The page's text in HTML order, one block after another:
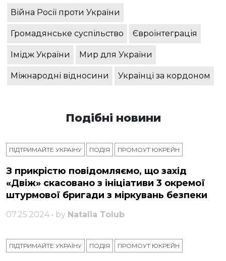
Війна Росії проти України
Громадянське суспільство Євроінтеграція
Імідж України Мир для України
Міжнародні відносини Українці за кордоном
Подібні новини
ПІДТРИМАЙТЕ УКРАЇНУ ПОДІЯ ПРОМОУТ ЮКРЕЙН
З прикрістю повідомляємо, що захід
«Двіж» скасовано з ініціативи 3 окремої
штурмової бригади з міркувань безпеки
07.25.2024 • by Natalia Tolub
ПІДТРИМАЙТЕ УКРАЇНУ ПОДІЯ ПРОМОУТ ЮКРЕЙН